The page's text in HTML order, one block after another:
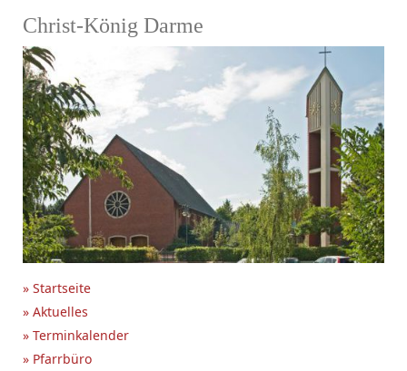
Christ-König Darme
» Startseite
» Aktuelles
» Terminkalender
» Pfarrbüro